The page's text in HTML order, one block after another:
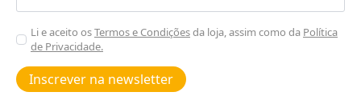
Aceitar
Poiticas
de
privacidade
Li e aceito osTermos e Condiçõesda loja, assim como da Política
de Privacidade.
Inscrever na newsletter